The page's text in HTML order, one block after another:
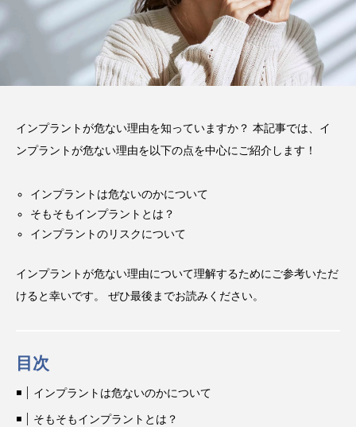
注目のトピック
おすすめ名医一覧 コラム インプラント
インプラントオーバーデンチャー 前歯
インプラントが危ない理由を知っていますか？ 本記事では、イ
ンプラントが危ない理由を以下の点を中心にご紹介します！
インプラントは危ないのかについて
そもそもインプラントとは？
インプラントのリスクについて
インプラントが危ない理由について理解するためにご参考いただ
けると幸いです。 ぜひ最後までお読みください。
目次
インプラントは危ないのかについて
そもそもインプラントとは？